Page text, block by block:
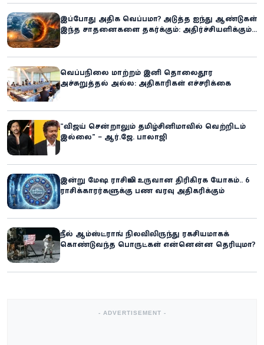
இப்போது அதிக வெப்பமா? அடுத்த ஐந்து ஆண்டுகள்
இந்த சாதனைகளை தகர்க்கும்: அதிர்ச்சியளிக்கும்
வெப்பநிலை மாற்றம் இனி தொலைதூர
அச்சுறுத்தல் அல்ல: அதிகாரிகள் எச்சரிக்கை
“விஜய் சென்றாலும் தமிழ்சினிமாவில் வெற்றிடம்
இல்லை” – ஆர்.ஜே. பாலாஜி
இன்று மேஷ ராசியில் உருவான திரிகிரக யோகம்.. 6
ராசிக்காரர்களுக்கு பண வரவு அதிகரிக்கும்
நீல் ஆம்ஸ்ட்ராங் நிலவிலிருந்து ரகசியமாகக்
கொண்டுவந்த பொருட்கள் என்னென்ன தெரியுமா?
- ADVERTISEMENT -